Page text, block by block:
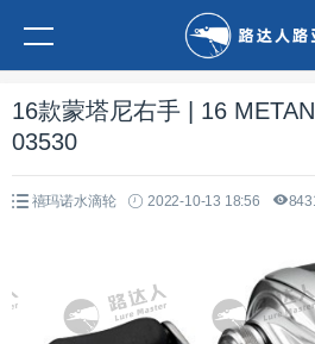
16款蒙塔尼右手 | 16
03530
禧玛诺水滴轮 2022-10-13 18:56